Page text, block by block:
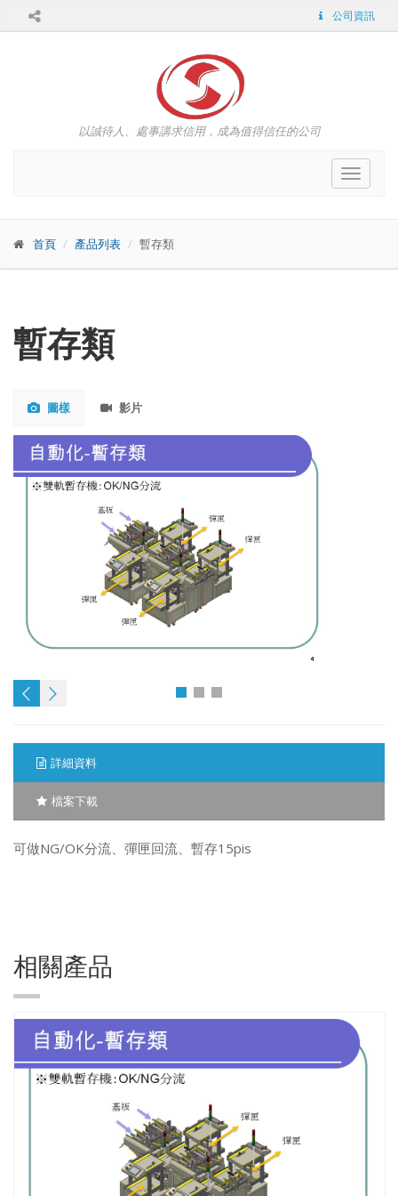
公司資訊
以誠待人、處事講求信用，成為值得信任的公司
Toggle
首頁 產品列表 暫存類
暫存類
圖樣 影片
詳細資料
檔案下載
可做NG/OK分流、彈匣回流、暫存15pis
相關產品